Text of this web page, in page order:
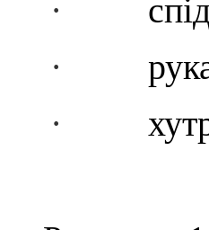
·
·
·